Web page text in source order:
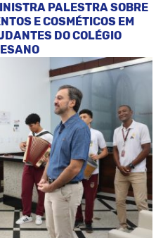
PALESTRA SOBRE
E COSMÉTICOS EM
DO COLÉGIO